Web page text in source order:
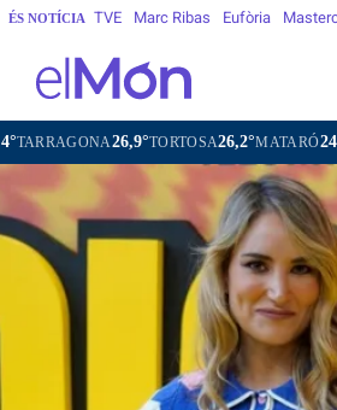
ÉS NOTÍCIA TVE Marc Ribas Eufòria
26,9°TORTOSA26,2°MATARÓ24,0°VIC19,1°